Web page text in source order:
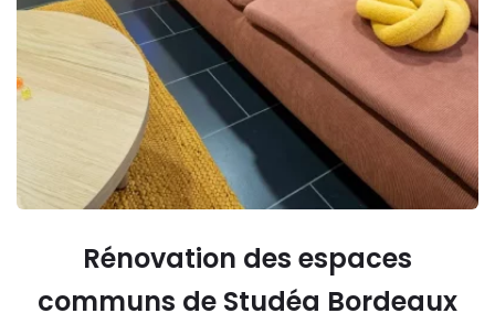
Rénovation des espaces
communs de Studéa Bordeaux